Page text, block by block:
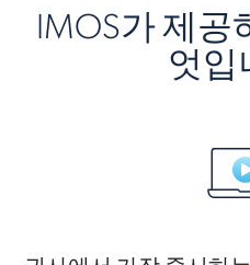
IMOS가 제공
엇입